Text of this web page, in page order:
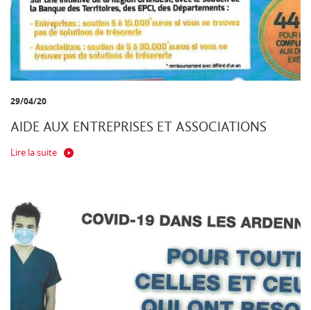
29/04/20
AIDE AUX ENTREPRISES ET ASSOCIATIONS
Lire la suite